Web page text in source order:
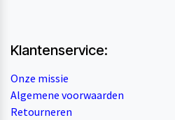
Klantenservice:
Onze missie
Algemene voorwaarden
Retourneren